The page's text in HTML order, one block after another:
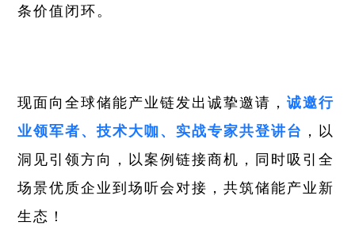
条价值闭环。
现面向全球储能产业链发出诚挚邀请， 诚邀行
业领军者、技术大咖、实战专家共登讲台 ，以
洞见引领方向，以案例链接商机，同时吸引全
场景优质企业到场听会对接，共筑储能产业新
生态！